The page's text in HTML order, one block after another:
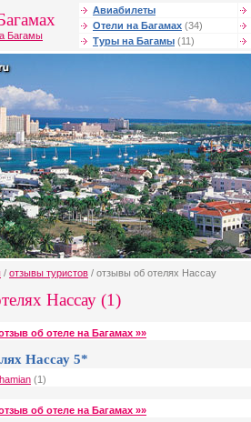
Багамы
Авиабилеты
Отели на Багамах (34)
Туры на Багамы (11)
/ отзывы туристов / отзывы об отелях Нассау
Нассау (1)
об отеле на Багамах »»
Нассау 5*
(1)
об отеле на Багамах »»